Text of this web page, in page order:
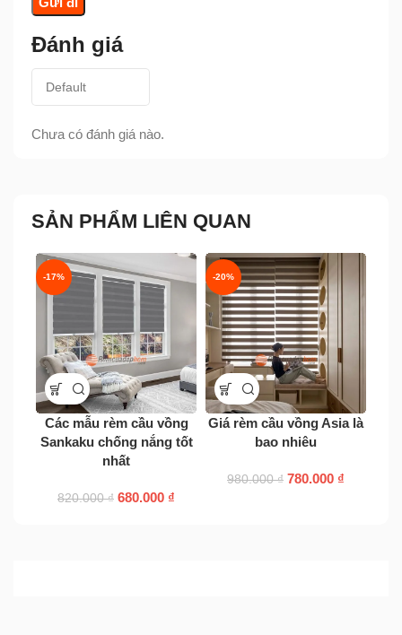
Đánh giá
Chưa có đánh giá nào.
SẢN PHẨM LIÊN QUAN
-17%
Các mẫu rèm cầu vồng
Sankaku chống nắng tốt
nhất
820.000₫ 680.000 ₫
-20%
Giá rèm cầu vồng Asia là
bao nhiêu
980.000₫ 780.000 ₫